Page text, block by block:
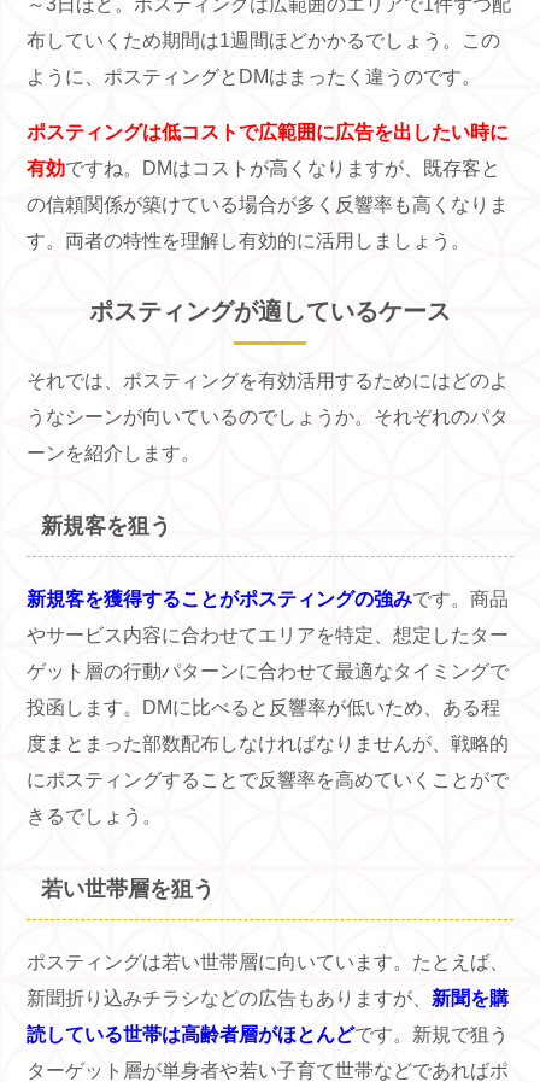
布していくため期間は1週間ほどかかるでしょう。この
ように、ポスティングと DMはまったく違うのです。
ポスティングは低コストで広範囲に広告を出したい時に
有効ですね。 DMはコストが高くなりますが、既存客と
の信頼関係が築けている場合が多く反響率も高くなりま
す。両者の特性を理解し有効的に活用しましょう。
ポスティングが適しているケース
それでは、ポスティングを有効活用するためにはどのよ
うなシーンが向いているのでしょうか。それぞれのパタ
ーンを紹介します。
新規客を狙う
新規客を獲得することがポスティングの強みです。商品
やサービス内容に合わせてエリアを特定、想定したター
ゲット層の行動パターンに合わせて最適なタイミングで
投函します。
DMに比べると反響率が低いため、ある程
度まとまった部数配布しなければなりませんが、戦略的
にポスティングすることで反響率を高めていくことがで
きるでしょう。
若い世帯層を狙う
ポスティングは若い世帯層に向いています。たとえば、
新聞折り込みチラシなどの広告もありますが、 新聞を購
読している世帯は高齢者層がほとんどです。新規で狙う
ターゲット層が単身者や若い子育て世帯などであればポ